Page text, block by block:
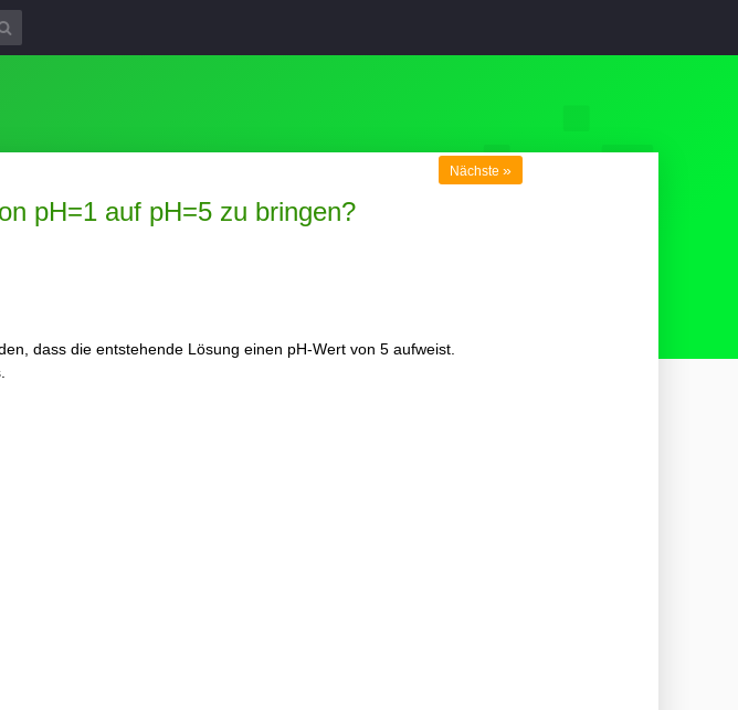
pH=1 auf pH=5 zu bringen?
Nächste »
dass die entstehende Lösung einen pH-Wert von 5 aufweist.